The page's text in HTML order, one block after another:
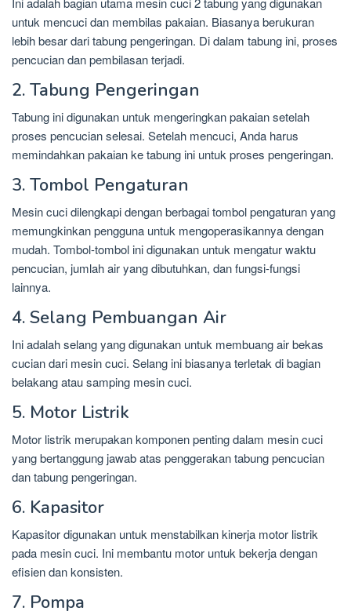
untuk mencuci dan membilas pakaian. Biasanya berukuran
lebih besar dari tabung pengeringan. Di dalam tabung ini, proses
pencucian dan pembilasan terjadi.
2. Tabung Pengeringan
Tabung ini digunakan untuk mengeringkan pakaian setelah
proses pencucian selesai. Setelah mencuci, Anda harus
memindahkan pakaian ke tabung ini untuk proses pengeringan.
3. Tombol Pengaturan
Mesin cuci dilengkapi dengan berbagai tombol pengaturan yang
memungkinkan pengguna untuk mengoperasikannya dengan
mudah. Tombol-tombol ini digunakan untuk mengatur waktu
pencucian, jumlah air yang dibutuhkan, dan fungsi-fungsi
lainnya.
4. Selang Pembuangan Air
Ini adalah selang yang digunakan untuk membuang air bekas
cucian dari mesin cuci. Selang ini biasanya terletak di bagian
belakang atau samping mesin cuci.
5. Motor Listrik
Motor listrik merupakan komponen penting dalam mesin cuci
yang bertanggung jawab atas penggerakan tabung pencucian
dan tabung pengeringan.
6. Kapasitor
Kapasitor digunakan untuk menstabilkan kinerja motor listrik
pada mesin cuci. Ini membantu motor untuk bekerja dengan
efisien dan konsisten.
7. Pompa